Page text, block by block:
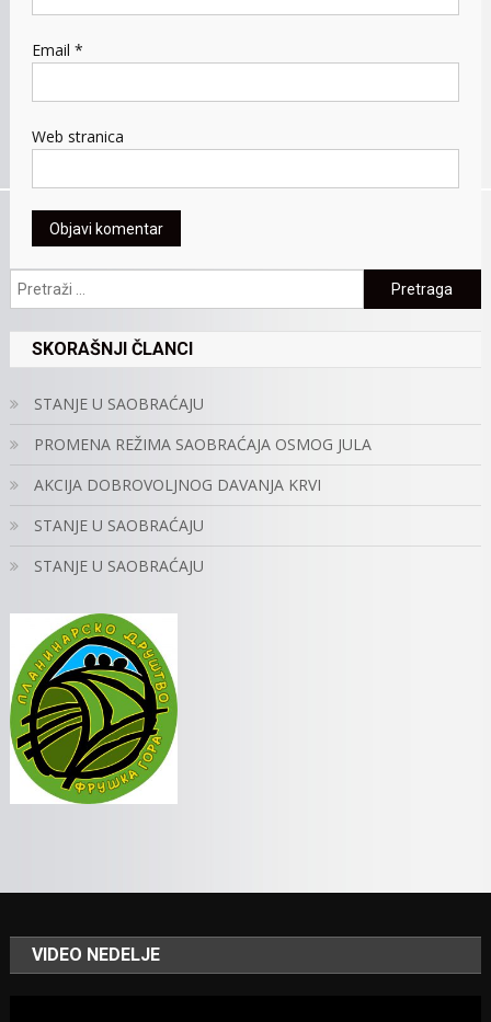
Email *
Web stranica
Pretraga:
SKORAŠNJI ČLANCI
STANJE U SAOBRAĆAJU
PROMENA REŽIMA SAOBRAĆAJA OSMOG JULA
AKCIJA DOBROVOLJNOG DAVANJA KRVI
STANJE U SAOBRAĆAJU
STANJE U SAOBRAĆAJU
VIDEO NEDELJE